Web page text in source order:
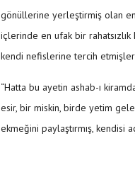
gönüllerine yerleştirmiş olan
içlerinde en ufak bir
kendi nefislerine tercih
“Hatta bu ayetin ashab-ı
esir, bir miskin, birde yetim
ekmeğini paylaştırmış, kendisi